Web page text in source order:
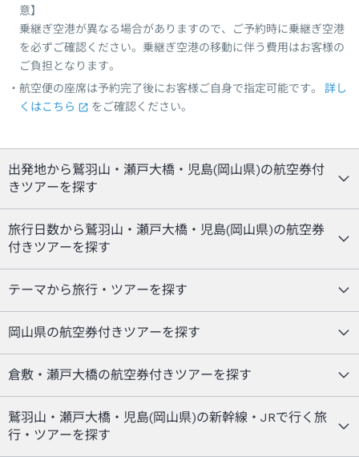
意】
乗継ぎ空港が異なる場合がありますので、ご予約時に乗継ぎ空港
を必ずご確認ください。乗継ぎ空港の移動に伴う費用はお客様の
ご負担となります。
航空便の座席は予約完了後にお客様ご自身で指定可能です。
詳し
くはこちら
をご確認ください。
出発地から鷲羽山・瀬戸大橋・児島(岡山県)の航空券付
きツアーを探す
旅行日数から鷲羽山・瀬戸大橋・児島(岡山県)の航空券
付きツアーを探す
テーマから旅行・ツアーを探す
岡山県の航空券付きツアーを探す
倉敷・瀬戸大橋の航空券付きツアーを探す
鷲羽山・瀬戸大橋・児島(岡山県)の新幹線・JRで行く旅
行・ツアーを探す